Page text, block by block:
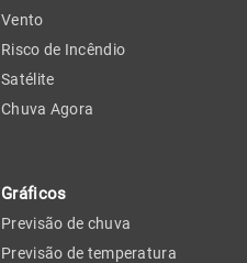
Vento
Risco de Incêndio
Satélite
Chuva Agora
Gráficos
Previsão de chuva
Previsão de temperatura